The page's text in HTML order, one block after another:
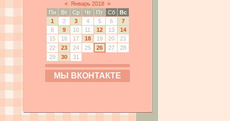
« Январь 2018 »
Пн
Вт Ср Чт Пт Сб
Вс
1
2 3 4 5 6
7
8
9 10 11 12 13
14
15
16 17 18 19 20
21
22
23 24 25 26 27
28
29
30 31
МЫ ВКОНТАКТЕ